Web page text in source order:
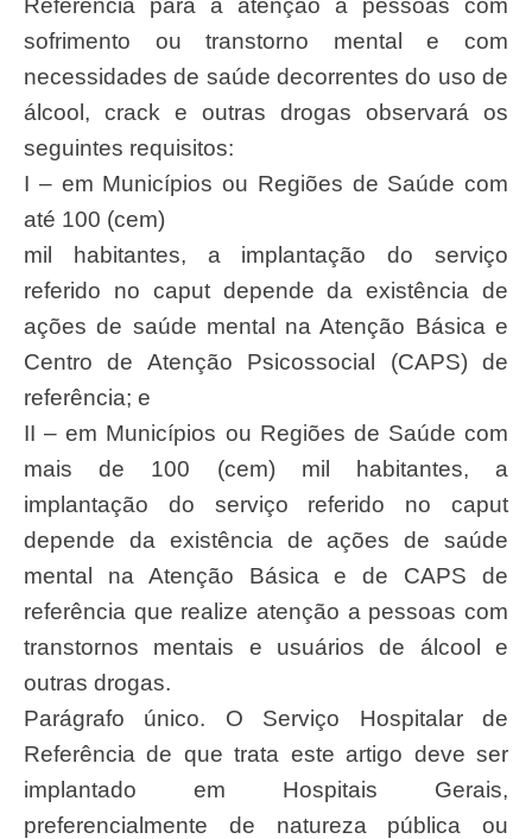
Referência para a atenção a pessoas com
sofrimento ou transtorno mental e com
necessidades de saúde decorrentes do uso de
álcool, crack e outras drogas observará os
seguintes requisitos:
I – em Municípios ou Regiões de Saúde com
até 100 (cem)
mil habitantes, a implantação do serviço
referido no caput depende da existência de
ações de saúde mental na Atenção Básica e
Centro de Atenção Psicossocial (CAPS) de
referência; e
II – em Municípios ou Regiões de Saúde com
mais de 100 (cem) mil habitantes, a
implantação do serviço referido no caput
depende da existência de ações de saúde
mental na Atenção Básica e de CAPS de
referência que realize atenção a pessoas com
transtornos mentais e usuários de álcool e
outras drogas.
Parágrafo único. O Serviço Hospitalar de
Referência de que trata este artigo deve ser
implantado em Hospitais Gerais,
preferencialmente de natureza pública ou